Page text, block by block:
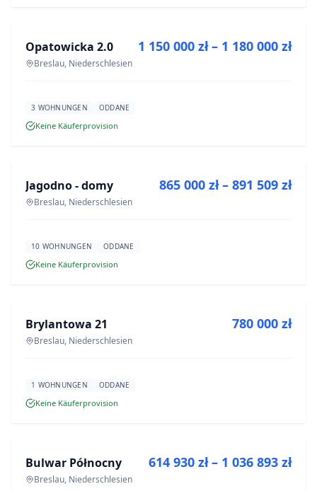
NEUBAU
Opatowicka 2.0
Breslau, Niederschlesien
1 150 000 zł – 1 180 000 zł
3 WOHNUNGEN ODDANE
Keine Käuferprovision
NEUBAU
Jagodno - domy
Breslau, Niederschlesien
865 000 zł – 891 509 zł
10 WOHNUNGEN ODDANE
Keine Käuferprovision
NEUBAU
Brylantowa 21
Breslau, Niederschlesien
780 000 zł
1 WOHNUNGEN ODDANE
Keine Käuferprovision
NEUBAU
Bulwar Północny
Breslau, Niederschlesien
614 930 zł – 1 036 893 zł